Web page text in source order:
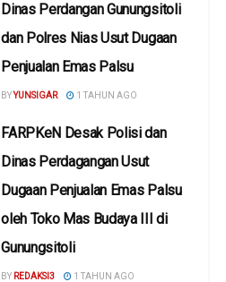
Dinas Perdangan Gunungsitoli
dan Polres Nias Usut Dugaan
Penjualan Emas Palsu
BYYUNSIGAR 1 TAHUN AGO
FARPKeN Desak Polisi dan
Dinas Perdagangan Usut
Dugaan Penjualan Emas Palsu
oleh Toko Mas Budaya III di
Gunungsitoli
BY REDAKSI3 1 TAHUN AGO